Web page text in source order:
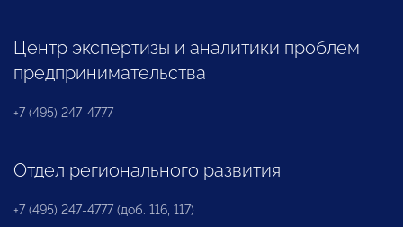
Центр экспертизы и аналитики проблем
предпринимательства
+7 (495) 247-4777
Отдел регионального развития
+7 (495) 247-4777 (доб. 116, 117)